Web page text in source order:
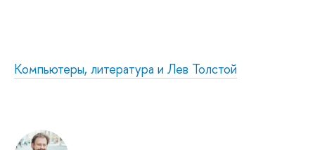
Компьютеры, литература и Лев Толстой